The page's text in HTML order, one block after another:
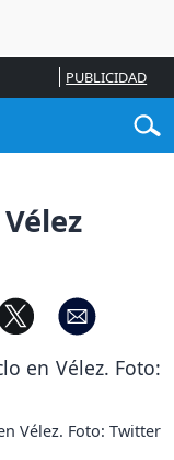
PUBLICIDAD
Vélez. Foto: Twitter